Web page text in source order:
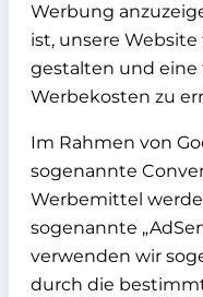
Werbung
ist, unsere
gestalten und eine
Werbekosten zu
Im Rahmen von
sogenannte
Werbemittel
sogenannte
verwenden wir
durch die